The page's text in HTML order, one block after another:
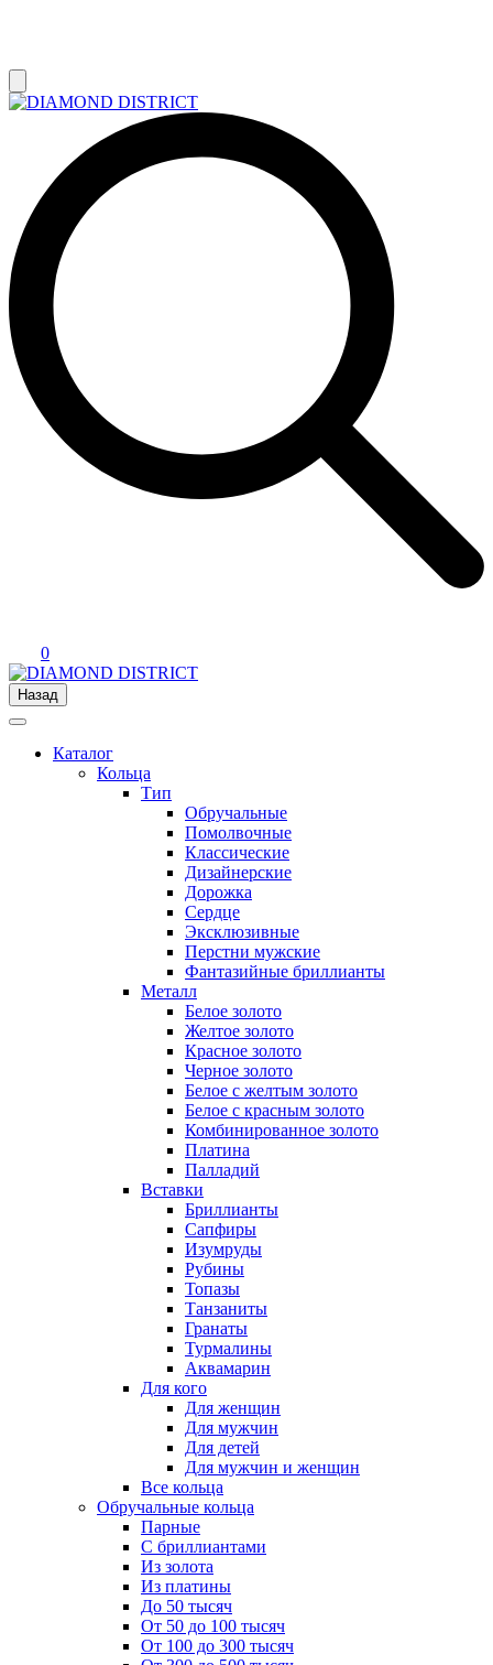
0
Назад
Каталог
Кольца
Тип
Обручальные
Помолвочные
Классические
Дизайнерские
Дорожка
Сердце
Эксклюзивные
Перстни мужские
Фантазийные бриллианты
Металл
Белое золото
Желтое золото
Красное золото
Черное золото
Белое с желтым золото
Белое с красным золото
Комбинированное золото
Платина
Палладий
Вставки
Бриллианты
Сапфиры
Изумруды
Рубины
Топазы
Танзаниты
Гранаты
Турмалины
Аквамарин
Для кого
Для женщин
Для мужчин
Для детей
Для мужчин и женщин
Все кольца
Обручальные кольца
Парные
С бриллиантами
Из золота
Из платины
До 50 тысяч
От 50 до 100 тысяч
От 100 до 300 тысяч